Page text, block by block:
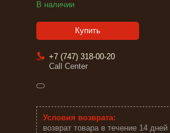
В наличии
Купить
+7 (747) 318-00-20
Call Center
возврат товара в течение 14 дней